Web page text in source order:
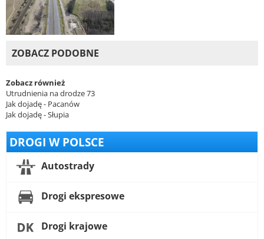
ZOBACZ PODOBNE
Zobacz również
Utrudnienia na drodze 73
Jak dojadę - Pacanów
Jak dojadę - Słupia
DROGI W POLSCE
Autostrady
Drogi ekspresowe
Drogi krajowe